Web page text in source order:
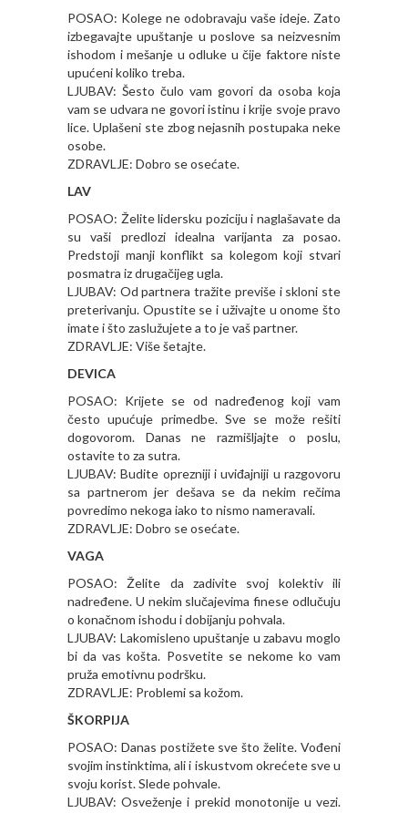
POSAO: Kolege ne odobravaju vaše ideje. Zato
izbegavajte upuštanje u poslove sa neizvesnim
ishodom i mešanje u odluke u čije faktore niste
upućeni koliko treba.
LJUBAV: Šesto čulo vam govori da osoba koja
vam se udvara ne govori istinu i krije svoje pravo
lice. Uplašeni ste zbog nejasnih postupaka neke
osobe.
ZDRAVLJE: Dobro se osećate.
LAV
POSAO: Želite lidersku poziciju i naglašavate da
su vaši predlozi idealna varijanta za posao.
Predstoji manji konflikt sa kolegom koji stvari
posmatra iz drugačijeg ugla.
LJUBAV: Od partnera tražite previše i skloni ste
preterivanju. Opustite se i uživajte u onome što
imate i što zaslužujete a to je vaš partner.
ZDRAVLJE: Više šetajte.
DEVICA
POSAO: Krijete se od nadređenog koji vam
često upućuje primedbe. Sve se može rešiti
dogovorom. Danas ne razmišljajte o poslu,
ostavite to za sutra.
LJUBAV: Budite oprezniji i uviđajniji u razgovoru
sa partnerom jer dešava se da nekim rečima
povredimo nekoga iako to nismo nameravali.
ZDRAVLJE: Dobro se osećate.
VAGA
POSAO: Želite da zadivite svoj kolektiv ili
nadređene. U nekim slučajevima finese odlučuju
o konačnom ishodu i dobijanju pohvala.
LJUBAV: Lakomisleno upuštanje u zabavu moglo
bi da vas košta. Posvetite se nekome ko vam
pruža emotivnu podršku.
ZDRAVLJE: Problemi sa kožom.
ŠKORPIJA
POSAO: Danas postižete sve što želite. Vođeni
svojim instinktima, ali i iskustvom okrećete sve u
svoju korist. Slede pohvale.
LJUBAV: Osveženje i prekid monotonije u vezi.